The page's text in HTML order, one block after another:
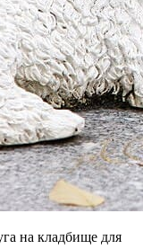
на кладбище для